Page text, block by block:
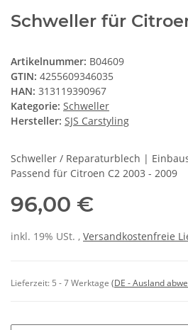
Schweller für
Artikelnummer: B04609
GTIN: 4255609346035
HAN: 313119390967
Kategorie: Schweller
Hersteller: SJS Carstyling
Schweller / Reparaturblech |
Passend für Citroen C2 2003 - 2009
96,00 €
inkl. 19% USt. , Versandkostenfreie
Lieferzeit: 5 - 7 Werktage (DE - Ausland